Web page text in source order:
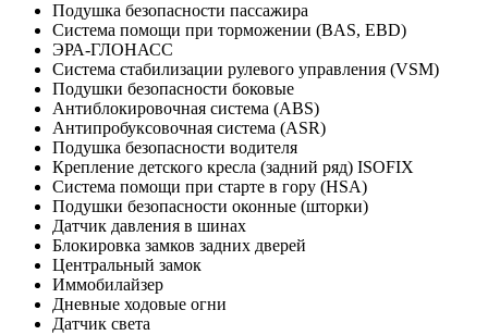
Подушка безопасности пассажира
Система помощи при торможении (BAS, EBD)
ЭРА-ГЛОНАСС
Система стабилизации рулевого управления (VSM)
Подушки безопасности боковые
Антиблокировочная система (ABS)
Антипробуксовочная система (ASR)
Подушка безопасности водителя
Крепление детского кресла (задний ряд) ISOFIX
Система помощи при старте в гору (HSA)
Подушки безопасности оконные (шторки)
Датчик давления в шинах
Блокировка замков задних дверей
Центральный замок
Иммобилайзер
Дневные ходовые огни
Датчик света